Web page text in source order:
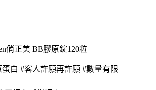
俏正美 BB膠原錠120粒
白 #客人許願再許願 #數量有限